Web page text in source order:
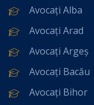
Avocați Alba
Avocați Arad
Avocați Argeș
Avocați Bacău
Avocați Bihor